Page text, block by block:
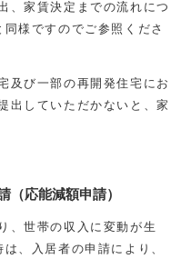
、家賃決定までの流れにつ
様ですのでご参照くださ
及び一部の再開発住宅にお
出していただかないと、家
（応能減額申請）
、世帯の収入に変動が生
、入居者の申請により、